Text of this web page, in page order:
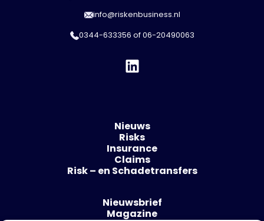
info@riskenbusiness.nl
0344-633356 of06-20490063
Nieuws
Risks
Insurance
Claims
Risk – en Schadetransfers
Nieuwsbrief
Magazine